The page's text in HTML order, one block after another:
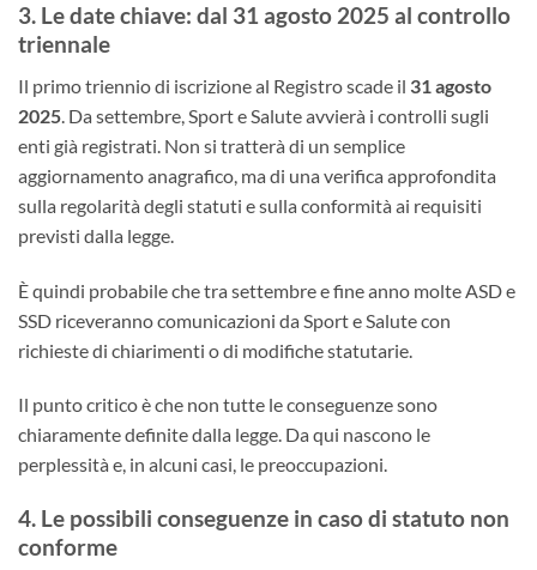
3. Le date chiave: dal 31 agosto 2025 al controllo
triennale
Il primo triennio di iscrizione al Registro scade il 31 agosto
2025 . Da settembre, Sport e Salute avvierà i controlli sugli
enti già registrati. Non si tratterà di un semplice
aggiornamento anagrafico, ma di una verifica approfondita
sulla regolarità degli statuti e sulla conformità ai requisiti
previsti dalla legge.
È quindi probabile che tra settembre e fine anno molte ASD e
SSD riceveranno comunicazioni da Sport e Salute con
richieste di chiarimenti o di modifiche statutarie.
Il punto critico è che non tutte le conseguenze sono
chiaramente definite dalla legge. Da qui nascono le
perplessità e, in alcuni casi, le preoccupazioni.
4. Le possibili conseguenze in caso di statuto non
conforme